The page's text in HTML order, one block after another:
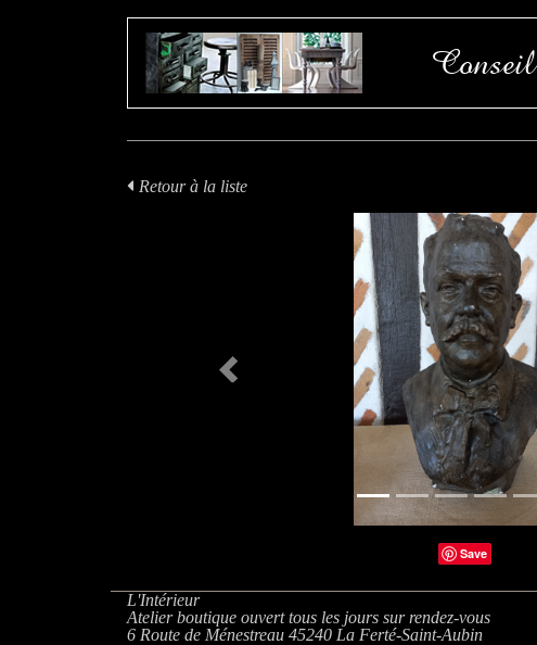
Conseil
Retour à la liste
Previous
Save
L'Intérieur
Atelier boutique ouvert tous les jours sur rendez-vous
6 Route de Ménestreau 45240 La Ferté-Saint-Aubin